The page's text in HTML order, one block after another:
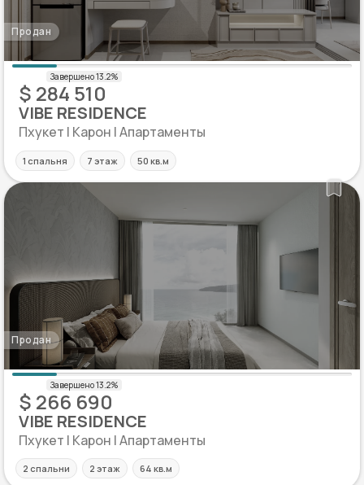
Продан
$ 284 510
VIBE RESIDENCE
Пхукет | Карон | Апартаменты
1 спальня 7 этаж 50 кв.м
Продан
$ 266 690
VIBE RESIDENCE
Пхукет | Карон | Апартаменты
2 спальни 2 этаж 64 кв.м